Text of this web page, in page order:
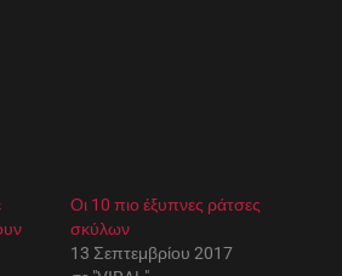
Οι 10 πιο έξυπνες ράτσες
σκύλων
13 Σεπτεμβρίου 2017